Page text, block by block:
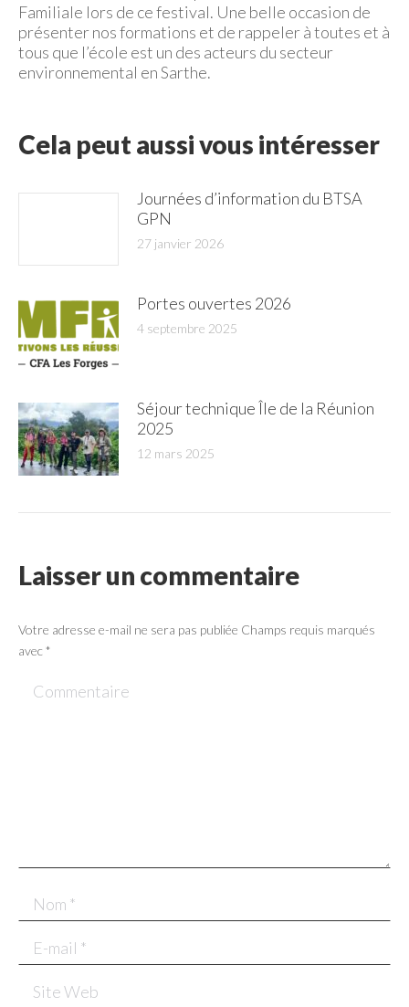
Familiale lors de ce festival. Une belle occasion de
présenter nos formations et de rappeler à toutes et à
tous que l’école est un des acteurs du secteur
environnemental en Sarthe.
Cela peut aussi vous intéresser
Journées d’information du BTSA
GPN
27 janvier 2026
Portes ouvertes 2026
4 septembre 2025
Séjour technique Île de la Réunion
2025
12 mars 2025
Laisser un commentaire
Votre adresse e-mail ne sera pas publiée Champs requis marqués
avec*
Commentaire
Nom *
E-mail *
Site Web